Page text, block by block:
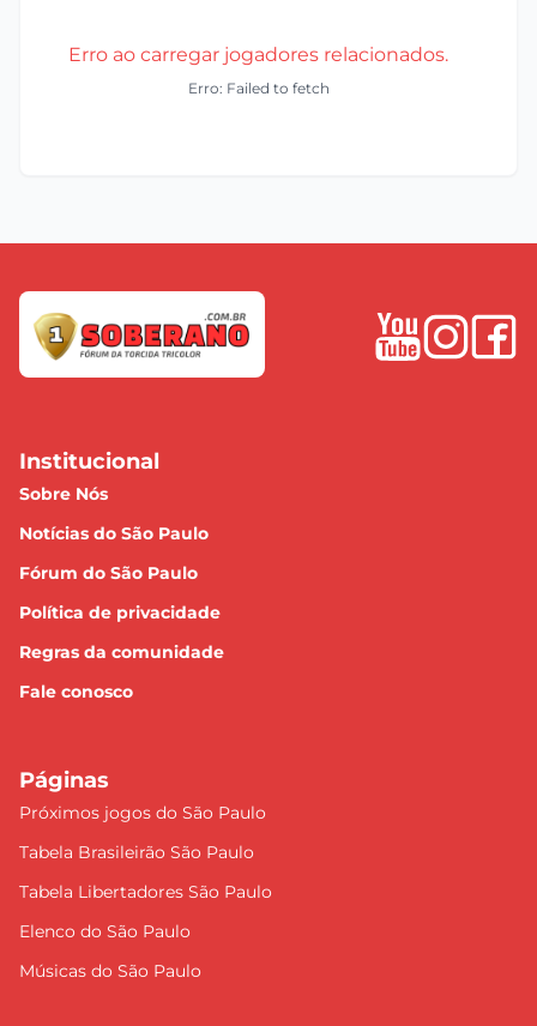
Erro ao carregar jogadores relacionados.
Erro: Failed to fetch
Institucional
Sobre Nós
Notícias do São Paulo
Fórum do São Paulo
Política de privacidade
Regras da comunidade
Fale conosco
Páginas
Próximos jogos do São Paulo
Tabela Brasileirão São Paulo
Tabela Libertadores São Paulo
Elenco do São Paulo
Músicas do São Paulo